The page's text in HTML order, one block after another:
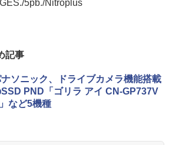
5pb./Nitroplus
記事
ソニック、ドライブカメラ機能搭載
PND「ゴリラ アイ CN-GP737V
など5機種